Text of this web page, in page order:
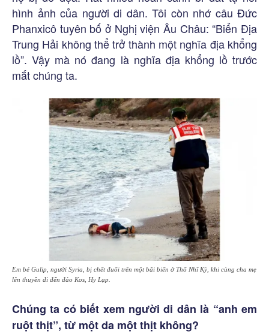
hình ảnh của người di dân. Tôi còn nhớ câu Đức
Phanxicô tuyên bố ở Nghị viện Âu Châu: “Biển Địa
Trung Hải không thể trở thành một nghĩa địa khổng
lồ”. Vậy mà nó đang là nghĩa địa khổng lồ trước
mắt chúng ta.
Em bé Gulip, người Syria, bị chết đuối trên một bãi biển ở Thổ Nhĩ Kỳ, khi cùng cha mẹ
lên thuyền đi đến đảo Kos, Hy Lạp.
Chúng ta có biết xem người di dân là “anh em
ruột thịt”, từ một da một thịt không?